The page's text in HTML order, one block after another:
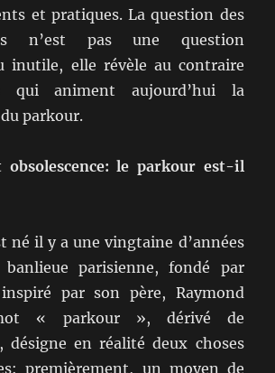
et pratiques. La question des
n’est pas une question
inutile, elle révèle au contraire
qui animent aujourd’hui la
parkour.
obsolescence: le parkour est-il
né il y a une vingtaine d’années
parisienne, fondé par
par son père, Raymond
« parkour », dérivé de
désigne en réalité deux choses
premièrement, un moyen de